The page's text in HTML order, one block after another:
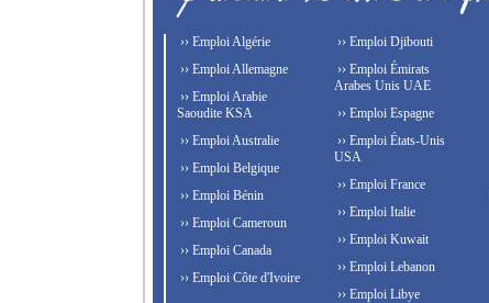
›› Emploi Algérie
›› Emploi Allemagne
›› Emploi Arabie
Saoudite KSA
›› Emploi Australie
›› Emploi Belgique
›› Emploi Bénin
›› Emploi Cameroun
›› Emploi Canada
›› Emploi Côte d'Ivoire
›› Emploi Djibouti
›› Emploi Émirats
Arabes Unis UAE
›› Emploi Espagne
›› Emploi États-Unis
USA
›› Emploi France
›› Emploi Italie
›› Emploi Kuwait
›› Emploi Lebanon
›› Emploi Libye